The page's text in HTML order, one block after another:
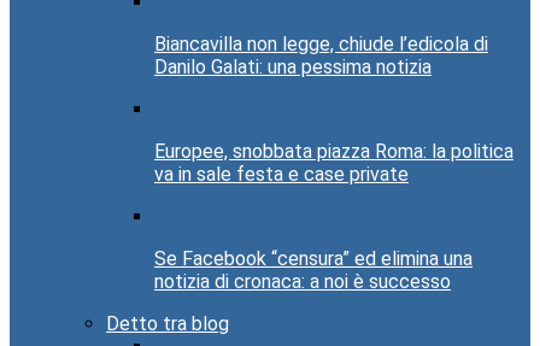
Biancavilla non legge, chiude l’edicola di
Danilo Galati: una pessima notizia
Europee, snobbata piazza Roma: la politica
va in sale festa e case private
Se Facebook “censura” ed elimina una
notizia di cronaca: a noi è successo
Detto tra blog